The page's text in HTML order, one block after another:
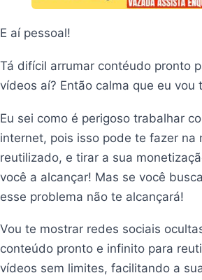
E aí pessoal!
Tá difícil arrumar contéudo pronto
vídeos aí? Então calma que eu vou
Eu sei como é perigoso trabalhar
internet, pois isso pode te fazer na
reutilizado, e tirar a sua
você a alcançar! Mas se você
esse problema não te alcançará!
Vou te mostrar redes sociais
conteúdo pronto e infinito para
vídeos sem limites, facilitando a